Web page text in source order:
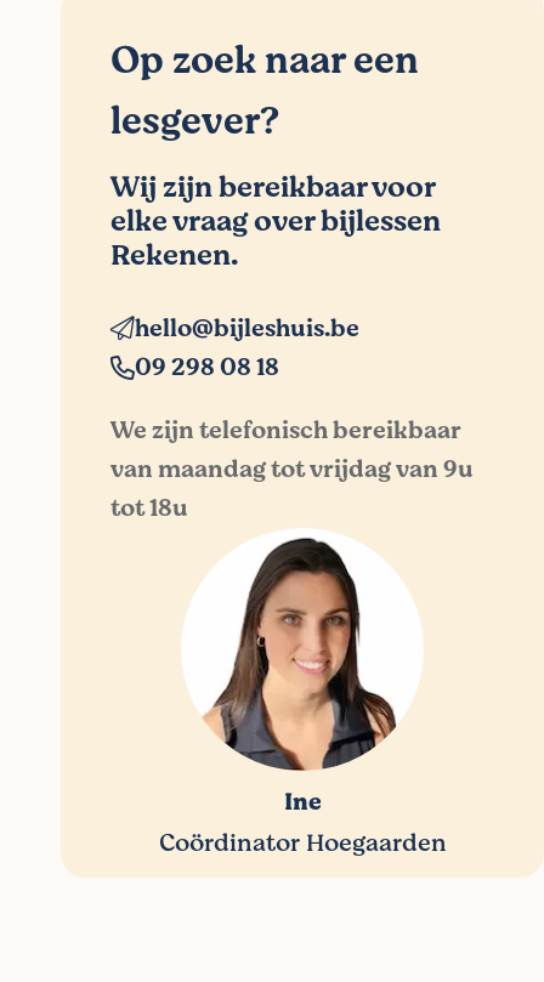
Op zoek naar een
lesgever?
Wij zijn bereikbaar voor
elke vraag over bijlessen
Rekenen.
hello@bijleshuis.be
09 298 08 18
We zijn telefonisch bereikbaar
van maandag tot vrijdag van 9u
tot 18u
Ine
Coördinator Hoegaarden